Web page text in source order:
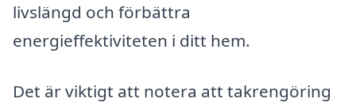
livslängd och förbättra
energieffektiviteten i ditt hem.
Det är viktigt att notera att takrengöring